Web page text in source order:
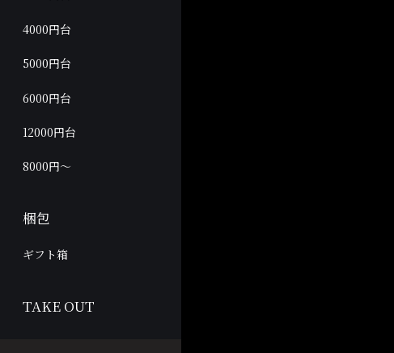
4000円台
5000円台
6000円台
12000円台
8000円～
梱包
ギフト箱
TAKE OUT